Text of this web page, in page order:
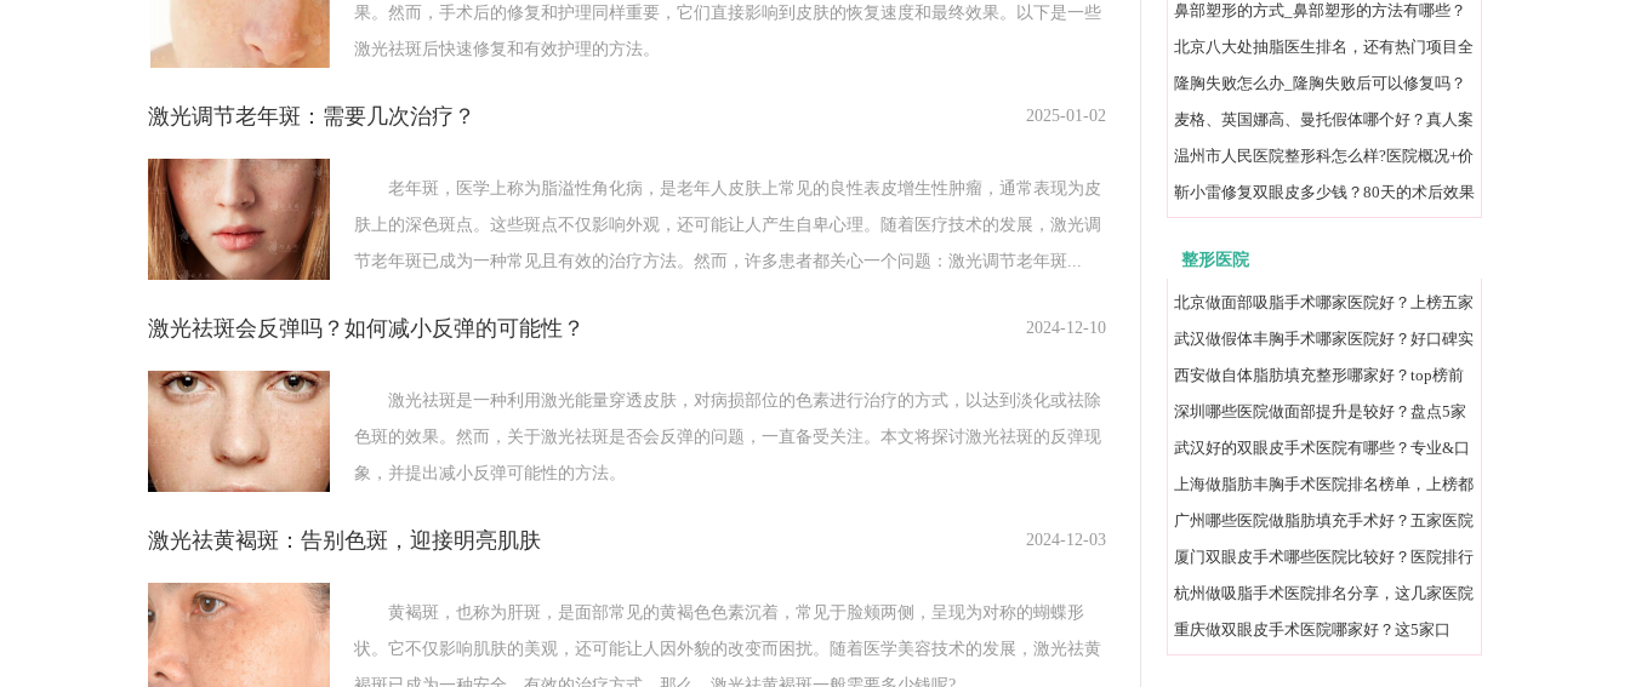
激光可以选择性地作用于不同的皮肤组织，只要采用特定的光源就可以保证只对色斑产生作用，而不会影响到正常的皮肤组织。激光能量可在极短的时间内被病变中的色素
颗粒吸收，产生极高的温度，使其迅速膨胀，形成微型爆破，产生汽化、粉碎成非常小的颗粒，然后被组织内的巨噬细胞吞噬、清除。
术后护理
2.保持治疗区域清洁干燥，在局部结痂之前不可碰水，以防感染。
3.在治疗后半个月至半年时间，一定要做好防晒。在室内也要涂抹适宜的防晒霜，室外要加强防晒。
4.术后皮肤需要补水。
注意事项
果。然而，手术后的修复和护理同样重要，它们直接影响到皮肤的恢复速度和最终效果。以下是一些
激光祛斑后快速修复和有效护理的方法。
2025-01-02
激光调节老年斑：需要几次治疗？
老年斑，医学上称为脂溢性角化病，是老年人皮肤上常见的良性表皮增生性肿瘤，通常表现为皮
肤上的深色斑点。这些斑点不仅影响外观，还可能让人产生自卑心理。随着医疗技术的发展，激光调
节老年斑已成为一种常见且有效的治疗方法。然而，许多患者都关心一个问题：激光调节老年斑...
2024-12-10
激光祛斑会反弹吗？如何减小反弹的可能性？
激光祛斑是一种利用激光能量穿透皮肤，对病损部位的色素进行治疗的方式，以达到淡化或祛除
色斑的效果。然而，关于激光祛斑是否会反弹的问题，一直备受关注。本文将探讨激光祛斑的反弹现
象，并提出减小反弹可能性的方法。
2024-12-03
激光祛黄褐斑：告别色斑，迎接明亮肌肤
黄褐斑，也称为肝斑，是面部常见的黄褐色色素沉着，常见于脸颊两侧，呈现为对称的蝴蝶形
状。它不仅影响肌肤的美观，还可能让人因外貌的改变而困扰。随着医学美容技术的发展，激光祛黄
格表|医生简介一览
鼻部塑形的方式_鼻部塑形的方法有哪些？
北京八大处抽脂医生排名，还有热门项目全
新价格表参考对比
隆胸失败怎么办_隆胸失败后可以修复吗？
麦格、英国娜高、曼托假体哪个好？真人案
例效果对比！
温州市人民医院整形科怎么样?医院概况+价
格表一览
靳小雷修复双眼皮多少钱？80天的术后效果
整形医院
北京做面部吸脂手术哪家医院好？上榜五家
医院全面对比
武汉做假体丰胸手术哪家医院好？好口碑实
力医院分享
西安做自体脂肪填充整形哪家好？top榜前
五名单汇总
深圳哪些医院做面部提升是较好？盘点5家
当地好口碑医院
武汉好的双眼皮手术医院有哪些？专业&口
碑排行榜在线分享
上海做脂肪丰胸手术医院排名榜单，上榜都
是当地口碑机构
广州哪些医院做脂肪填充手术好？五家医院
榜上有名
厦门双眼皮手术哪些医院比较好？医院排行
榜一览，当地人力荐
杭州做吸脂手术医院排名分享，这几家医院
你一定听说过
重庆做双眼皮手术医院哪家好？这5家口